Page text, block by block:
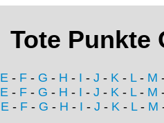
Tote Punkte
E - F - G - H - I - J - K - L- M
E - F - G - H - I - J - K - L- M
E- F- G - H - I - J - K- L- M